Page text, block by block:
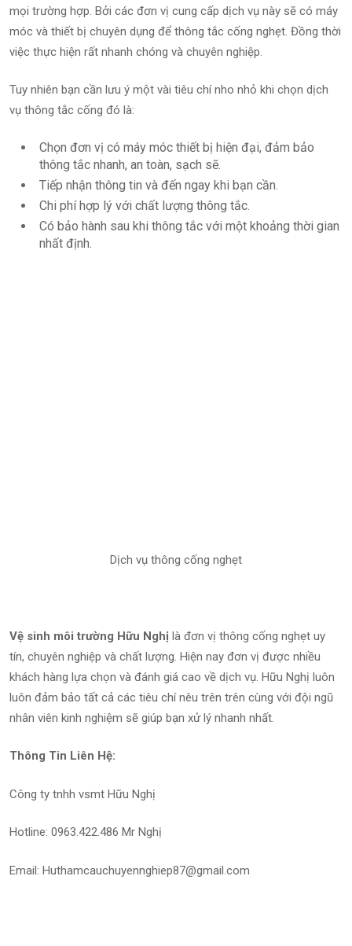
mọi trường hợp. Bởi các đơn vị cung cấp dịch vụ này sẽ có máy
móc và thiết bị chuyên dụng để thông tắc cống nghẹt. Đồng thời
việc thực hiện rất nhanh chóng và chuyên nghiệp.
Tuy nhiên bạn cần lưu ý một vài tiêu chí nho nhỏ khi chọn dịch
vụ thông tắc cống đó là:
Chọn đơn vị có máy móc thiết bị hiện đại, đảm bảo
thông tắc nhanh, an toàn, sạch sẽ.
Tiếp nhận thông tin và đến ngay khi bạn cần.
Chi phí hợp lý với chất lượng thông tắc.
Có bảo hành sau khi thông tắc với một khoảng thời gian
nhất định.
Dịch vụ thông cống nghẹt
Vệ sinh môi trường Hữu Nghị là đơn vị thông cống nghẹt uy
tín, chuyên nghiệp và chất lượng. Hiện nay đơn vị được nhiều
khách hàng lựa chọn và đánh giá cao về dịch vụ. Hữu Nghị luôn
luôn đảm bảo tất cả các tiêu chí nêu trên trên cùng với đội ngũ
nhân viên kinh nghiệm sẽ giúp bạn xử lý nhanh nhất.
Thông Tin Liên Hệ:
Công ty tnhh vsmt Hữu Nghị
Hotline: 0963.422.486 Mr Nghị
Email: Huthamcauchuyennghiep87@gmail.com